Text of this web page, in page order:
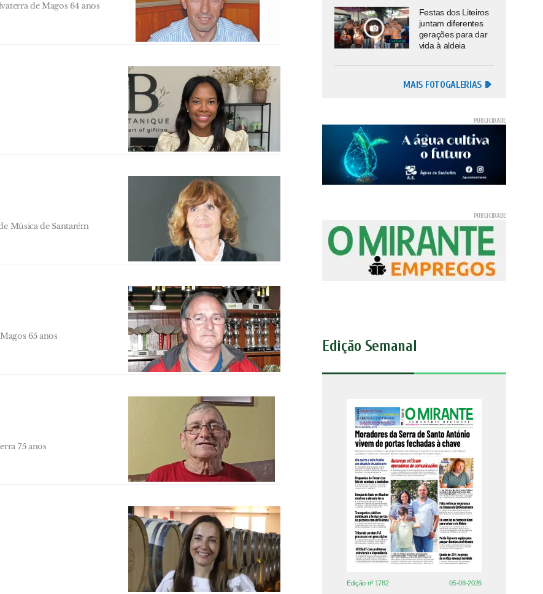
de Magos 64 anos
Música de Santarém
65 anos
75 anos
Festas dos Liteiros
juntam diferentes
gerações para dar
vida à aldeia
MAIS FOTOGALERIAS
Edição Semanal
Edição nº 1782 05-08-2026